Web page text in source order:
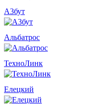
А3бут
Альбатрос
ТехноЛинк
Елецкий